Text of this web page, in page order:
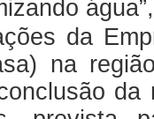
da
na
da